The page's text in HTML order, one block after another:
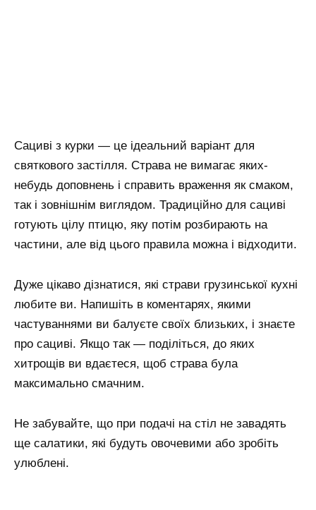
Сациві з курки — це ідеальний варіант для
святкового застілля. Страва не вимагає яких-
небудь доповнень і справить враження як смаком,
так і зовнішнім виглядом. Традиційно для сациві
готують цілу птицю, яку потім розбирають на
частини, але від цього правила можна і відходити.
Дуже цікаво дізнатися, які страви грузинської кухні
любите ви. Напишіть в коментарях, якими
частуваннями ви балуєте своїх близьких, і знаєте
про сациві. Якщо так — поділіться, до яких
хитрощів ви вдаєтеся, щоб страва була
максимально смачним.
Не забувайте, що при подачі на стіл не завадять
ще салатики, які будуть овочевими або зробіть
улюблені.